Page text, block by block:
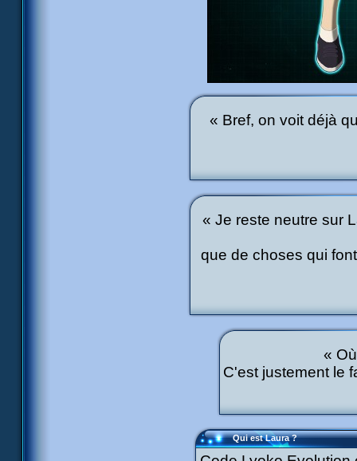
« Bref, on voit déjà
« Je reste neutre sur
que de choses qui
«
C'est justement le
Qui est Laura ?